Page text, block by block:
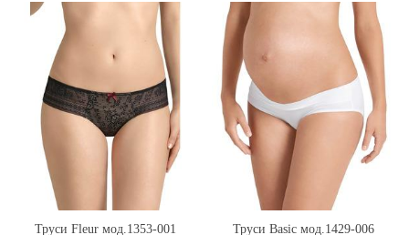
Труси Fleur мод.1353-001 Труси Basic мод.1429-006